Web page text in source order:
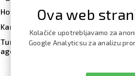
Hoteli
Kampovi
Turističke
agencije
Svjetionik Veli
Strašna peć
Ova web
Kolačiće upotrebljavamo za
Google Analyticsu za analizu